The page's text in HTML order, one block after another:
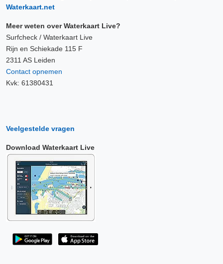
Waterkaart.net
Meer weten over Waterkaart Live?
Surfcheck / Waterkaart Live
Rijn en Schiekade 115 F
2311 AS Leiden
Contact opnemen
Kvk: 61380431
Veelgestelde vragen
Download Waterkaart Live